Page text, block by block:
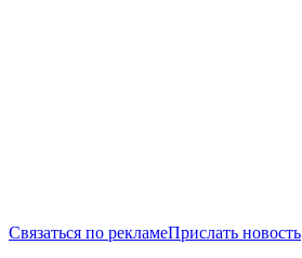
Связаться по рекламеПрислать новость